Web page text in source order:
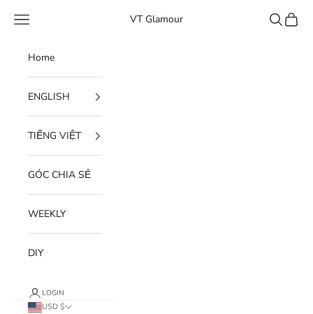
VT Glamour
Open navigation menu OpenOpen
Home
ENGLISH
TIẾNG VIỆT
GÓC CHIA SẺ
WEEKLY
DIY
LOGIN
USD $